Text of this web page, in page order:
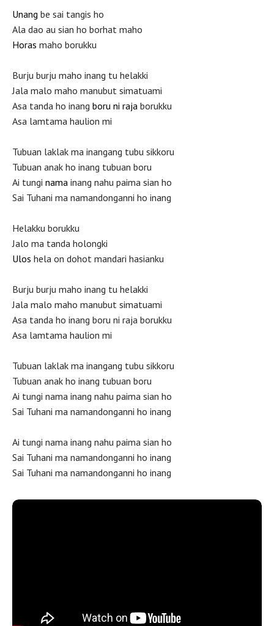
Unang be sai tangis ho
Ala dao au sian ho borhat maho
Horas maho borukku
Burju burju maho inang tu helakki
Jala malo maho manubut simatuami
Asa tanda ho inang boru ni raja borukku
Asa lamtama haulion mi
Tubuan laklak ma inangang tubu sikkoru
Tubuan anak ho inang tubuan boru
Ai tungi nama inang nahu paima sian ho
Sai Tuhani ma namandonganni ho inang
Helakku borukku
Jalo ma tanda holongki
Ulos hela on dohot mandari hasianku
Burju burju maho inang tu helakki
Jala malo maho manubut simatuami
Asa tanda ho inang boru ni raja borukku
Asa lamtama haulion mi
Tubuan laklak ma inangang tubu sikkoru
Tubuan anak ho inang tubuan boru
Ai tungi nama inang nahu paima sian ho
Sai Tuhani ma namandonganni ho inang
Ai tungi nama inang nahu paima sian ho
Sai Tuhani ma namandonganni ho inang
Sai Tuhani ma namandonganni ho inang